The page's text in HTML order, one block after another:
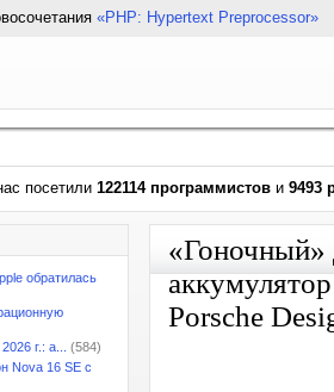
«PHP: Hypertext Preprocessor»
посетили 122114 программистов и 9493
обратилась
г.: а...
(584)
Nova 16 SE с
«Гоночный»
Porsche